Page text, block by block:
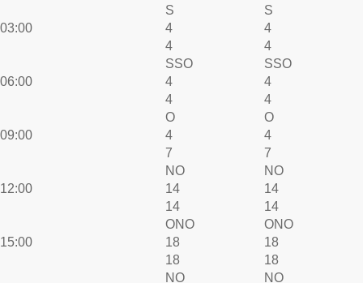
03:00
S
4
4
S
4
4
06:00
SSO
4
4
SSO
4
4
09:00
O
4
7
O
4
7
12:00
NO
14
14
NO
14
14
15:00
ONO
18
18
ONO
18
18
NO
NO